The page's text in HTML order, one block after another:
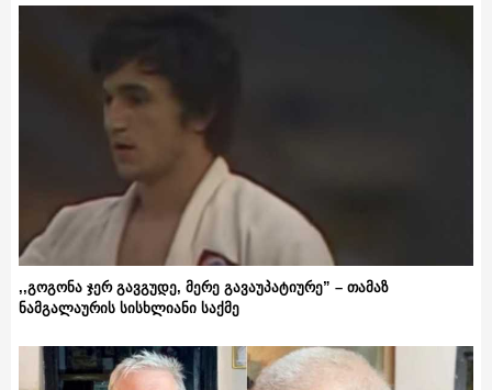
,,გოგონა ჯერ გავგუდე, მერე გავაუპატიურე” – თამაზ
ნამგალაურის სისხლიანი საქმე